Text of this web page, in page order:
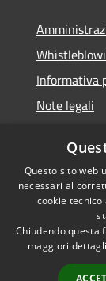
Informativa
Note legali
RSS
Accessibilità
Questo sito web
necessari al
cookie
Chiudendo questa
maggiori